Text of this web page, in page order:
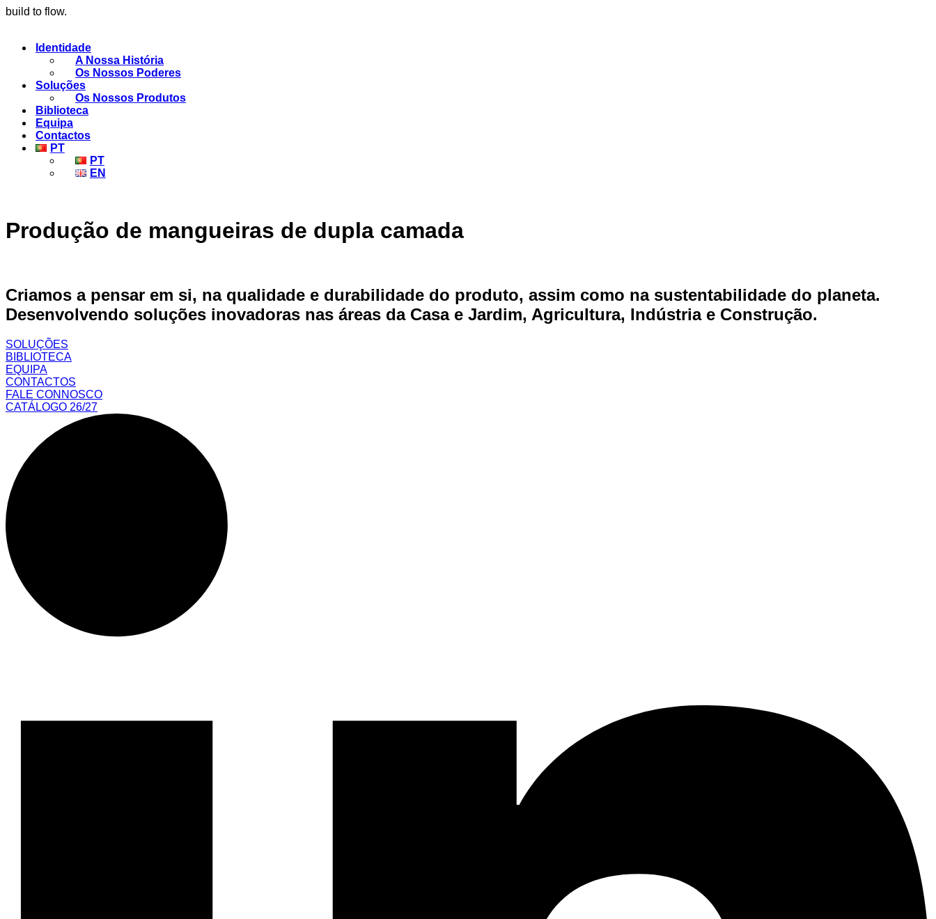
build to flow.
Identidade
A Nossa História
Os Nossos Poderes
Soluções
Os Nossos Produtos
Biblioteca
Equipa
Contactos
PT
PT
EN
Produção de mangueiras de dupla camada
Criamos a pensar em si, na qualidade e durabilidade do produto, assim como na sustentabilidade do planeta.
Desenvolvendo soluções inovadoras nas áreas da Casa e Jardim, Agricultura, Indústria e Construção.
SOLUÇÕES
BIBLIOTECA
EQUIPA
CONTACTOS
FALE CONNOSCO
CATÁLOGO 26/27